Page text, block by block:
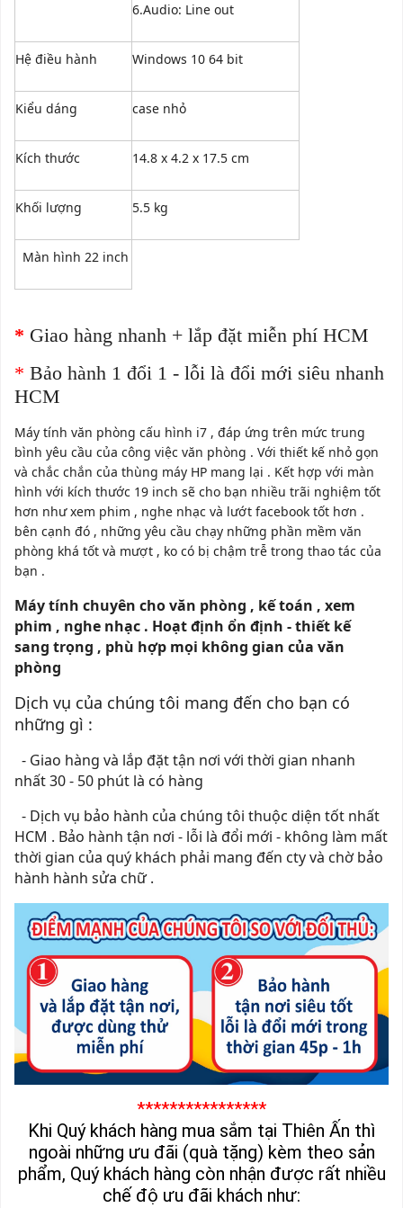
6.Audio: Line out
Hệ điều hành Windows 10 64 bit
Kiểu dáng case nhỏ
Kích thước 14.8 x 4.2 x 17.5 cm
Khối lượng 5.5 kg
Màn hình 22 inch
* Giao hàng nhanh + lắp đặt miễn phí HCM
* Bảo hành 1 đổi 1 - lỗi là đổi mới siêu nhanh
HCM
Máy tính văn phòng cấu hình i7 , đáp ứng trên mức trung
bình yêu cầu của công việc văn phòng . Với thiết kế nhỏ gọn
và chắc chắn của thùng máy HP mang lại . Kết hợp với màn
hình với kích thước 19 inch sẽ cho bạn nhiều trãi nghiệm tốt
hơn như xem phim , nghe nhạc và lướt facebook tốt hơn .
bên cạnh đó , những yêu cầu chạy những phần mềm văn
phòng khá tốt và mượt , ko có bị chậm trễ trong thao tác của
bạn .
Máy tính chuyên cho văn phòng , kế toán , xem
phim , nghe nhạc . Hoạt định ổn định - thiết kế
sang trọng , phù hợp mọi không gian của văn
phòng
Dịch vụ của chúng tôi mang đến cho bạn có
những gì :
- Giao hàng và lắp đặt tận nơi với thời gian nhanh
nhất 30 - 50 phút là có hàng
- Dịch vụ bảo hành của chúng tôi thuộc diện tốt nhất
HCM . Bảo hành tận nơi - lỗi là đổi mới - không làm mất
thời gian của quý khách phải mang đến cty và chờ bảo
hành hành sửa chữ .
****************
Khi Quý khách hàng mua sắm tại Thiên Ấn thì
ngoài những ưu đãi (quà tặng) kèm theo sản
phẩm, Quý khách hàng còn nhận được rất nhiều
chế độ ưu đãi khách như: